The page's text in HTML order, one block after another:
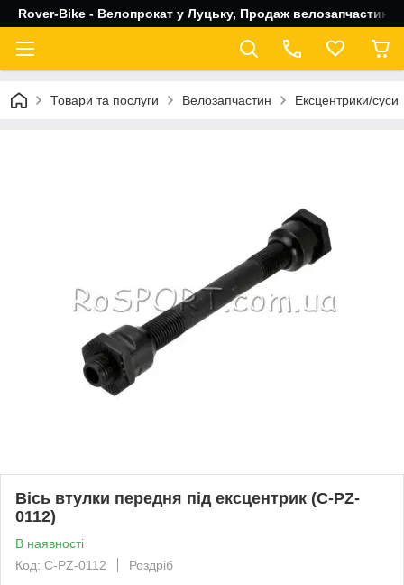
Rover-Bike - Велопрокат у Луцьку, Продаж велозапчастин,
Товари та послуги Велозапчастин Ексцентрики/суси
Вісь втулки передня під ексцентрик (C-PZ-
0112)
В наявності
Код: C-PZ-0112
Роздріб